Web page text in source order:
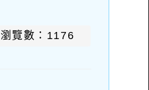
瀏覽數：1176